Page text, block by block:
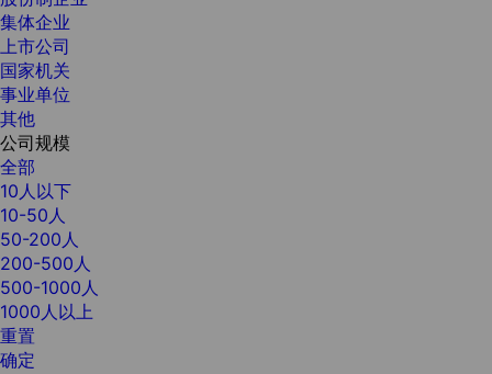
集体企业
上市公司
国家机关
事业单位
其他
公司规模
全部
10人以下
10-50人
50-200人
200-500人
500-1000人
1000人以上
重置
确定